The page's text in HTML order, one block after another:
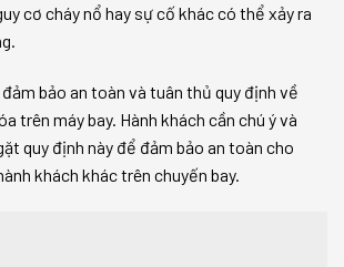
cơ cháy nổ hay sự cố khác có thể xảy ra
đảm bảo an toàn và tuân thủ quy định về
trên máy bay. Hành khách cần chú ý và
quy định này để đảm bảo an toàn cho
khách khác trên chuyến bay.